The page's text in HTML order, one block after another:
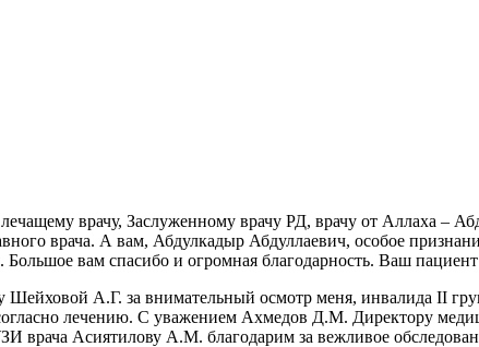
врачу, Заслуженному врачу РД, врачу от Аллаха –
врача. А вам, Абдулкадыр Абдуллаевич, особое
Большое вам спасибо и огромная благодарность. Ваш
Шейховой А.Г. за внимательный осмотр меня, инвалида II
лечению. С уважением Ахмедов Д.М. Директору
врача Асиятилову А.М. благодарим за вежливое